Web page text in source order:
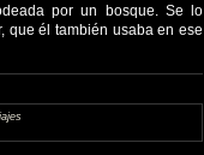
por un bosque. Se lo
que él también usaba en ese